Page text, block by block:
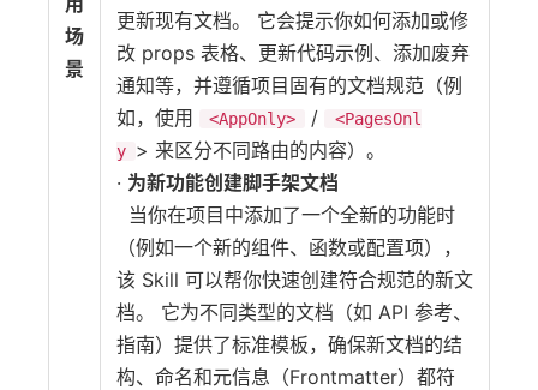
场
景
更新现有文档。 它会提示你如何添加或修
改 props 表格、更新代码示例、添加废弃
通知等，并遵循项目固有的文档规范（例
如，使用
<AppOnly> /
<PagesOnl
y > 来区分不同路由的内容）。
· 为新功能创建脚手架文档
当你在项目中添加了一个全新的功能时
（例如一个新的组件、函数或配置项），
该 Skill 可以帮你快速创建符合规范的新文
档。 它为不同类型的文档（如 API 参考、
指南）提供了标准模板，确保新文档的结
构、命名和元信息（Frontmatter）都符